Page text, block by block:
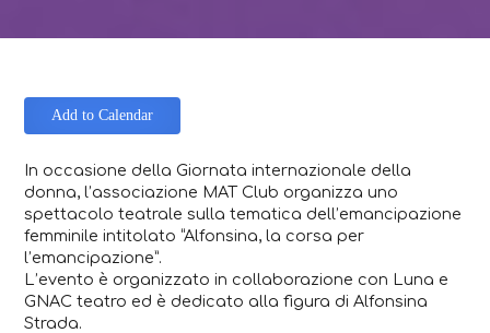
Add to Calendar
In occasione della Giornata internazionale della
donna, l’associazione MAT Club organizza uno
spettacolo teatrale sulla tematica dell’emancipazione
femminile intitolato “Alfonsina, la corsa per
l’emancipazione”.
L’evento è organizzato in collaborazione con Luna e
GNAC teatro ed è dedicato alla figura di Alfonsina
Strada.